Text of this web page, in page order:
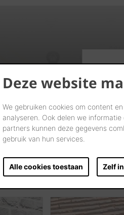
Deze website
We gebruiken cookies om content
analyseren. Ook delen we
partners kunnen deze gegevens
gebruik van hun services.
Alle cookies toestaan Zelf